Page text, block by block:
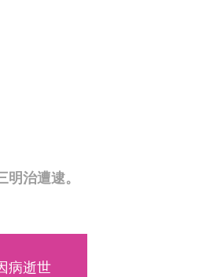
治遭逮。
病逝世